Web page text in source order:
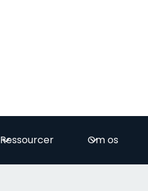
Ressourcer Om os